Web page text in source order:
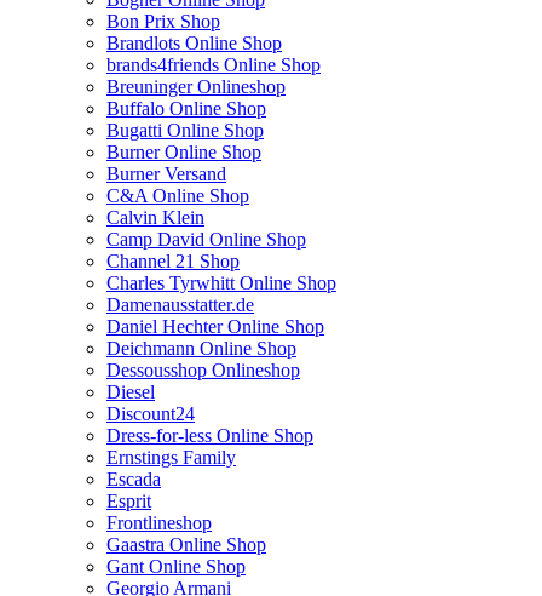
Bon Prix Shop
Brandlots Online Shop
brands4friends Online Shop
Breuninger Onlineshop
Buffalo Online Shop
Bugatti Online Shop
Burner Online Shop
Burner Versand
C&A Online Shop
Calvin Klein
Camp David Online Shop
Channel 21 Shop
Charles Tyrwhitt Online Shop
Damenausstatter.de
Daniel Hechter Online Shop
Deichmann Online Shop
Dessousshop Onlineshop
Diesel
Discount24
Dress-for-less Online Shop
Ernstings Family
Escada
Esprit
Frontlineshop
Gaastra Online Shop
Gant Online Shop
Georgio Armani